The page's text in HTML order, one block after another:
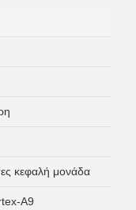
κεφαλή μονάδα
A9